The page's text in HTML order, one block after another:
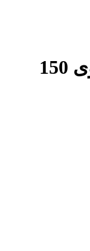
🎮 Gecko Out المستوى 150